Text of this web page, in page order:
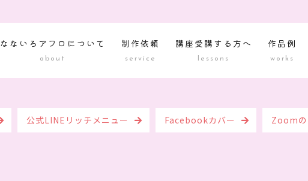
なないろアフロについて
about
制作依頼
service
講座受講する方へ
lessons
作品例
works
公式LINEリッチメニュー Facebookカバー Zoomの